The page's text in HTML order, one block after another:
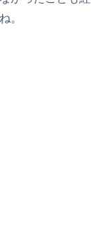
。